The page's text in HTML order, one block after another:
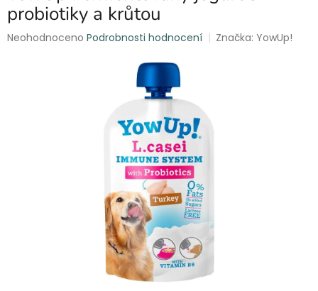
probiotiky a krůtou
Průměrné
Neohodnoceno Podrobnosti hodnocení Značka:YowUp!